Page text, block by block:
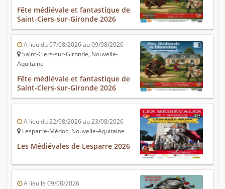
Fête médiévale et fantastique de
Saint-Ciers-sur-Gironde 2026
A lieu du 07/08/2026 au 09/08/2026
Saint-Ciers-sur-Gironde, Nouvelle-
Aquitaine
Fête médiévale et fantastique de
Saint-Ciers-sur-Gironde 2026
A lieu du 22/08/2026 au 23/08/2026
Lesparre-Médoc, Nouvelle-Aquitaine
Les Médiévales de Lesparre 2026
A lieu le 09/08/2026